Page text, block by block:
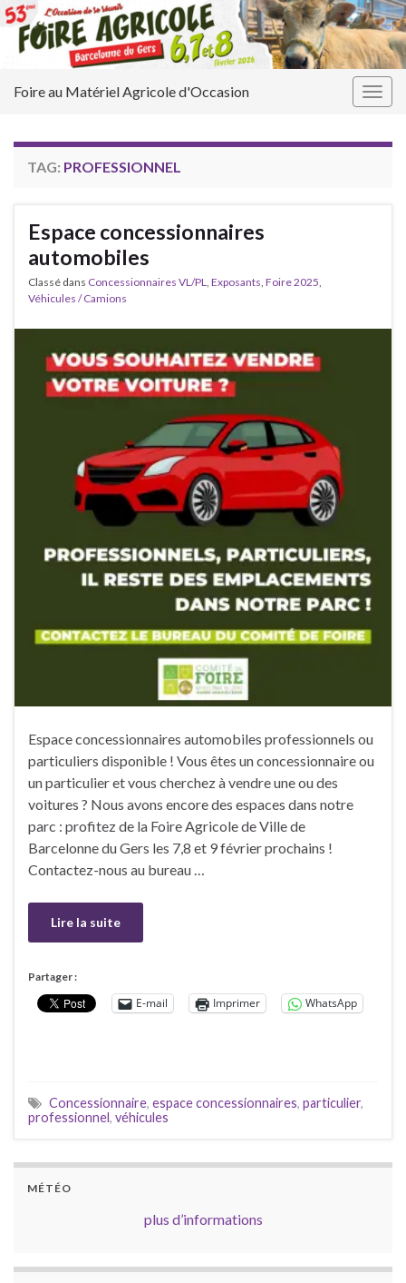
Foire au Matériel Agricole d'Occasion
TAG: PROFESSIONNEL
Espace concessionnaires
automobiles
Classé dans Concessionnaires VL/PL Exposants Foire 2025
Véhicules / Camions
Espace concessionnaires automobiles professionnels ou
particuliers disponible ! Vous êtes un concessionnaire ou
un particulier et vous cherchez à vendre une ou des
voitures ? Nous avons encore des espaces dans notre
parc : profitez de la Foire Agricole de Ville de
Barcelonne du Gers les 7,8 et 9 février prochains !
Contactez-nous au bureau …
Lire la suite
Partager :
E-mail Imprimer WhatsApp
Concessionnaire, espace concessionnaires, particulier,
professionnel, véhicules
MÉTÉO
plus d’informations